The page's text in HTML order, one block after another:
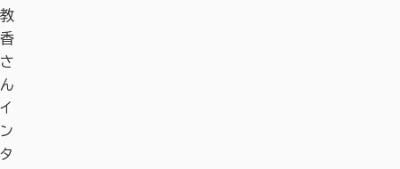
教
香
さ
ん
イ
ン
タ